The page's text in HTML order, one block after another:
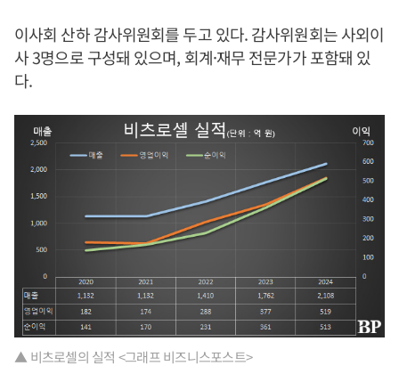
이사회 산하 감사위원회를 두고 있다. 감사위원회는 사외이
사 3명으로 구성돼 있으며, 회계·재무 전문가가 포함돼 있
다.
▲ 비츠로셀의 실적 <그래프 비즈니스포스트>